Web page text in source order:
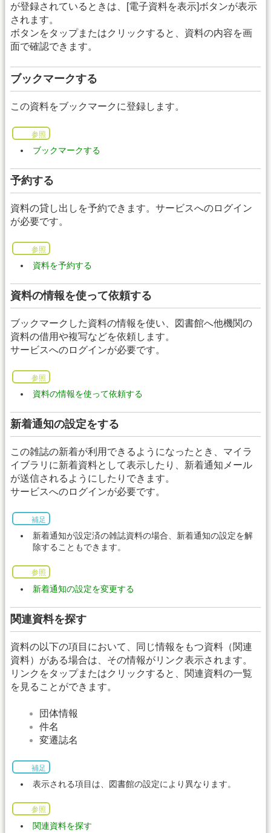
が登録されているときは、[電子資料を表示]ボタンが表示
されます。
ボタンをタップまたはクリックすると、資料の内容を画
面で確認できます。
ブックマークする
この資料をブックマークに登録します。
参照
ブックマークする
予約する
資料の貸し出しを予約できます。サービスへのログイン
が必要です。
参照
資料を予約する
資料の情報を使って依頼する
ブックマークした資料の情報を使い、図書館へ他機関の
資料の借用や複写などを依頼します。
サービスへのログインが必要です。
参照
資料の情報を使って依頼する
新着通知の設定をする
この雑誌の新着が利用できるようになったとき、マイラ
イブラリに新着資料として表示したり、新着通知メール
が送信されるようにしたりできます。
サービスへのログインが必要です。
補足
新着通知が設定済の雑誌資料の場合、新着通知の設定を解
除することもできます。
参照
新着通知の設定を変更する
関連資料を探す
資料の以下の項目において、同じ情報をもつ資料（関連
資料）がある場合は、その情報がリンク表示されます。
リンクをタップまたはクリックすると、関連資料の一覧
を見ることができます。
団体情報
件名
変遷誌名
補足
表示される項目は、図書館の設定により異なります。
参照
関連資料を探す